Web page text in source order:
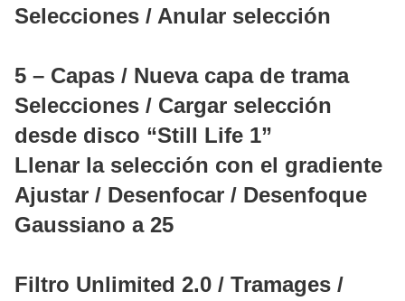
Selecciones / Anular selección
5 – Capas / Nueva capa de trama
Selecciones / Cargar selección
desde disco “Still Life 1”
Llenar la selección con el gradiente
Ajustar / Desenfocar / Desenfoque
Gaussiano a 25
Filtro Unlimited 2.0 / Tramages /